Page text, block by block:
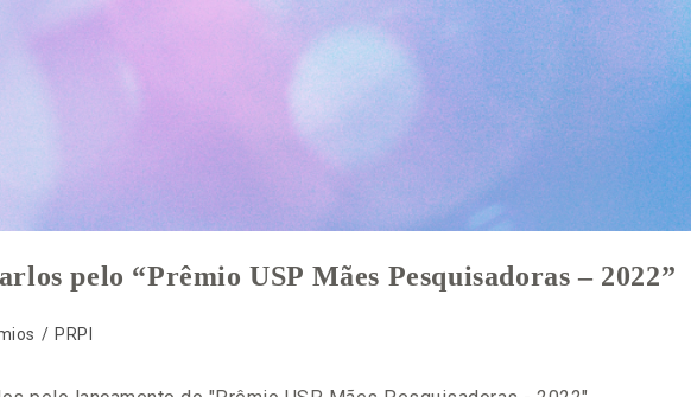
pelo “Prêmio USP Mães Pesquisadoras – 2022”
/ PRPI